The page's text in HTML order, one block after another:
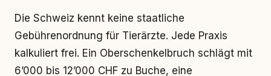
Die Schweiz kennt keine staatliche
Gebührenordnung für Tierärzte. Jede Praxis
kalkuliert frei. Ein Oberschenkelbruch schlägt mit
6’000 bis 12’000 CHF zu Buche, eine